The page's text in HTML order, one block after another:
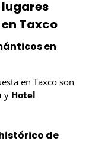
Taxco
en
en Taxco son
y Hotel
de